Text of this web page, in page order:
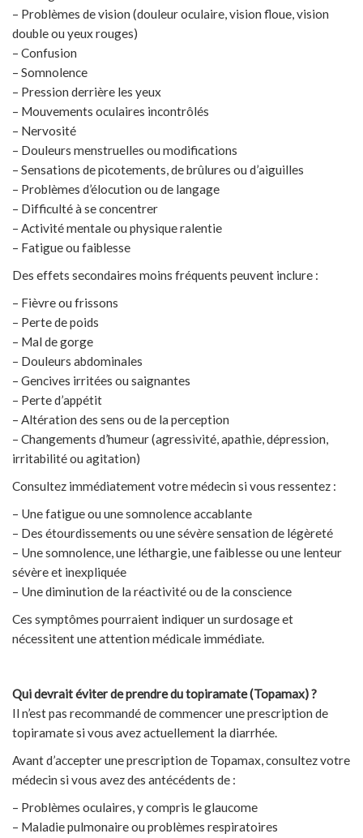
– Problèmes de vision (douleur oculaire, vision floue, vision
double ou yeux rouges)
– Confusion
– Somnolence
– Pression derrière les yeux
– Mouvements oculaires incontrôlés
– Nervosité
– Douleurs menstruelles ou modifications
– Sensations de picotements, de brûlures ou d’aiguilles
– Problèmes d’élocution ou de langage
– Difficulté à se concentrer
– Activité mentale ou physique ralentie
– Fatigue ou faiblesse
Des effets secondaires moins fréquents peuvent inclure :
– Fièvre ou frissons
– Perte de poids
– Mal de gorge
– Douleurs abdominales
– Gencives irritées ou saignantes
– Perte d’appétit
– Altération des sens ou de la perception
– Changements d’humeur (agressivité, apathie, dépression,
irritabilité ou agitation)
Consultez immédiatement votre médecin si vous ressentez :
– Une fatigue ou une somnolence accablante
– Des étourdissements ou une sévère sensation de légèreté
– Une somnolence, une léthargie, une faiblesse ou une lenteur
sévère et inexpliquée
– Une diminution de la réactivité ou de la conscience
Ces symptômes pourraient indiquer un surdosage et
nécessitent une attention médicale immédiate.
Qui devrait éviter de prendre du topiramate (Topamax) ?
Il n’est pas recommandé de commencer une prescription de
topiramate si vous avez actuellement la diarrhée.
Avant d’accepter une prescription de Topamax, consultez votre
médecin si vous avez des antécédents de :
– Problèmes oculaires, y compris le glaucome
– Maladie pulmonaire ou problèmes respiratoires